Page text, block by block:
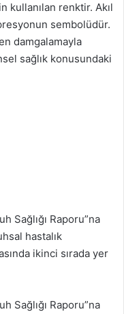
kullanılan renktir. Akıl
sembolüdür.
damgalamayla
sağlık konusundaki
Sağlığı Raporu”na
hastalık
ikinci sırada yer
Sağlığı Raporu”na